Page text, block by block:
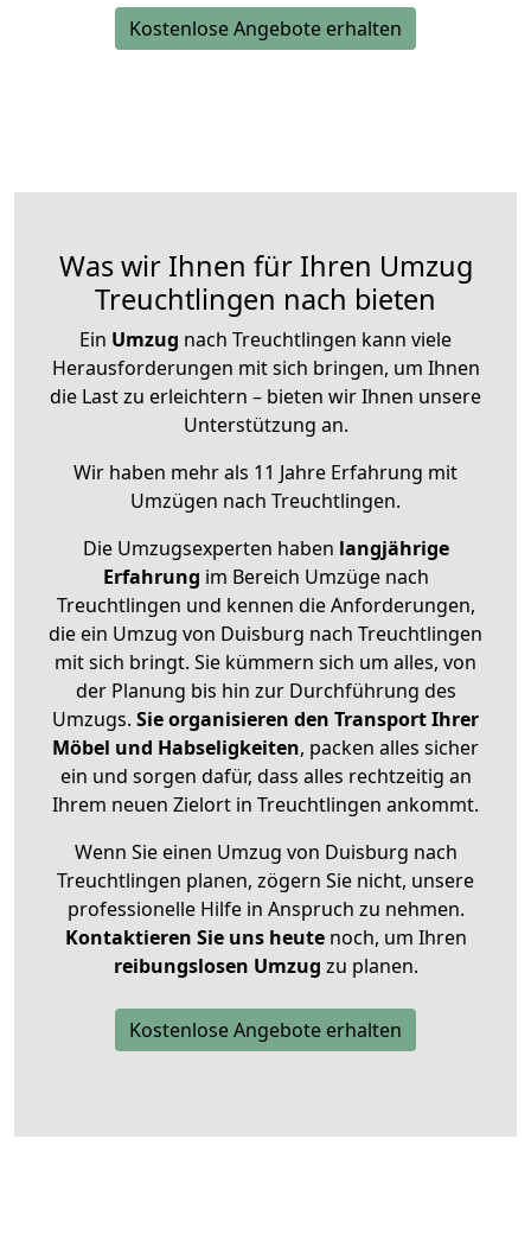
Kostenlose Angebote erhalten
Was wir Ihnen für Ihren Umzug
Treuchtlingen nach bieten
Ein Umzug nach Treuchtlingen kann viele
Herausforderungen mit sich bringen, um Ihnen
die Last zu erleichtern – bieten wir Ihnen unsere
Unterstützung an.
Wir haben mehr als 11 Jahre Erfahrung mit
Umzügen nach Treuchtlingen.
Die Umzugsexperten haben langjährige
Erfahrung im Bereich Umzüge nach
Treuchtlingen und kennen die Anforderungen,
die ein Umzug von Duisburg nach Treuchtlingen
mit sich bringt. Sie kümmern sich um alles, von
der Planung bis hin zur Durchführung des
Umzugs. Sie organisieren den Transport Ihrer
Möbel und Habseligkeiten, packen alles sicher
ein und sorgen dafür, dass alles rechtzeitig an
Ihrem neuen Zielort in Treuchtlingen ankommt.
Wenn Sie einen Umzug von Duisburg nach
Treuchtlingen planen, zögern Sie nicht, unsere
professionelle Hilfe in Anspruch zu nehmen.
Kontaktieren Sie uns heutenoch, um Ihren
reibungslosen Umzug zu planen.
Kostenlose Angebote erhalten